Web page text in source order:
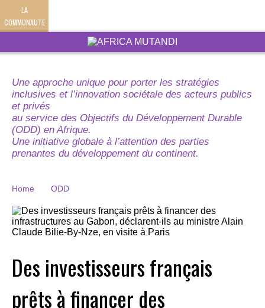
LA
COMMUNAUTE
Une approche unique pour porter les stratégies
inclusives et l’innovation sociétale des acteurs publics
et privés
au service des Objectifs du Développement Durable
(ODD) en Afrique.
Une initiative globale à l’attention des parties
prenantes du développement du continent.
Home ODD
Des investisseurs français
prêts à financer des